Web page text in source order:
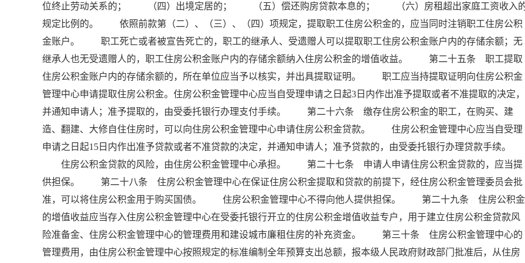
位终止劳动关系的； （四）出境定居的； （五）偿还购房贷款本息的； （六）房租超出家庭工资收入
规定比例的。 依照前款第（二）、（三）、（四）项规定，提取职工住房公积金的，应当同时注销职工住房公积
金账户。 职工死亡或者被宣告死亡的，职工的继承人、受遗赠人可以提取职工住房公积金账户内的存储余额；无
继承人也无受遗赠人的，职工住房公积金账户内的存储余额纳入住房公积金的增值收益。 第二十五条 职工提取
住房公积金账户内的存储余额的，所在单位应当予以核实，并出具提取证明。 职工应当持提取证明向住房公积金
管理中心申请提取住房公积金。住房公积金管理中心应当自受理申请之日起3日内作出准予提取或者不准提取的决定，
并通知申请人；准予提取的，由受委托银行办理支付手续。 第二十六条 缴存住房公积金的职工，在购买、建
造、翻建、大修自住住房时，可以向住房公积金管理中心申请住房公积金贷款。 住房公积金管理中心应当自受理
申请之日起15日内作出准予贷款或者不准贷款的决定，并通知申请人；准予贷款的，由受委托银行办理贷款手续。
住房公积金贷款的风险，由住房公积金管理中心承担。 第二十七条 申请人申请住房公积金贷款的，应当提
供担保。 第二十八条 住房公积金管理中心在保证住房公积金提取和贷款的前提下，经住房公积金管理委员会批
准，可以将住房公积金用于购买国债。 住房公积金管理中心不得向他人提供担保。 第二十九条 住房公积金
的增值收益应当存入住房公积金管理中心在受委托银行开立的住房公积金增值收益专户，用于建立住房公积金贷款风
险准备金、住房公积金管理中心的管理费用和建设城市廉租住房的补充资金。 第三十条 住房公积金管理中心的
管理费用，由住房公积金管理中心按照规定的标准编制全年预算支出总额，报本级人民政府财政部门批准后，从住房